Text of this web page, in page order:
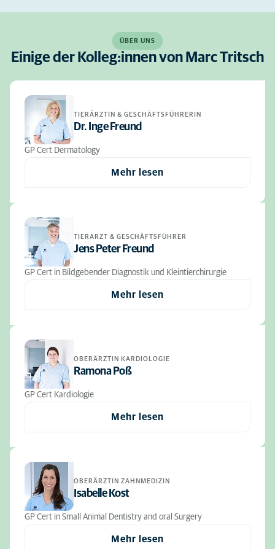
ÜBER UNS
Einige der Kolleg:innen von Marc Tritsch
TIERÄRZTIN & GESCHÄFTSFÜHRERIN
Dr. Inge Freund
GP Cert Dermatology
Mehr lesen
TIERARZT & GESCHÄFTSFÜHRER
Jens Peter Freund
GP Cert in Bildgebender Diagnostik und Kleintierchirurgie
Mehr lesen
OBERÄRZTIN KARDIOLOGIE
Ramona Poß
GP Cert Kardiologie
Mehr lesen
OBERÄRZTIN ZAHNMEDIZIN
Isabelle Kost
GP Cert in Small Animal Dentistry and oral Surgery
Mehr lesen